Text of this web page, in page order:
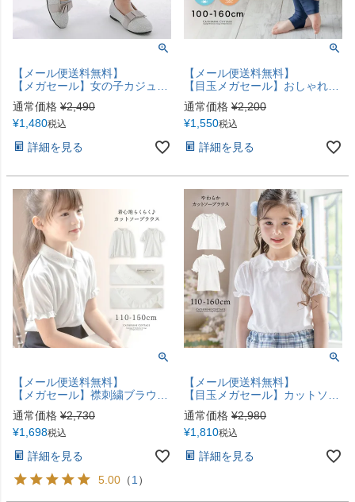
【メール便送料無料】
【メガセール】女の子カジュアル 裾レースカラーストレッチレギンスYUP12《メール便優先商品》
通常価格 ¥2,490
¥1,480税込
詳細を見る
【メール便送料無料】
【目玉メガセール】おしゃれに日焼け対策！ ラッシュトレンカ キッズ トレンカ UV対策 キャサリンコテージ YUP12≪メール便優先商品≫
通常価格 ¥2,200
¥1,550税込
詳細を見る
【メール便送料無料】
【メガセール】襟刺繍ブラウス 女の子 同色リボン・刺繍・フリルのついたプチおしゃれなブラウス 入学式 卒業式 子供服 伸縮性ありカットソー ブラウス 小学生 発表会 制服 丸襟 フォーマル YUP12《メール便優先商品》 キャサリンコテージ
通常価格 ¥2,730
¥1,698税込
詳細を見る
5.00 （1 ）
【メール便送料無料】
【目玉メガセール】カットソーブラウス 長袖 半袖 入学式 卒業式 子供服 小学生 発表会 制服 フォーマル 白襟 スタンドカラー キャサリンコテージ YUP12《メール便優先商品》
通常価格 ¥2,980
¥1,810税込
詳細を見る